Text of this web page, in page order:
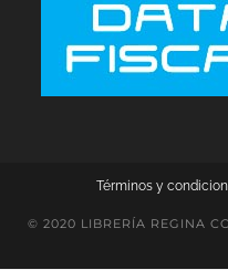
Términos y
© 2020 LIBRERÍA REGINA